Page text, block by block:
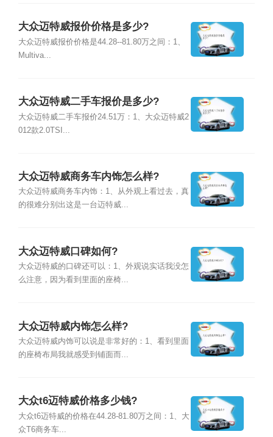
大众迈特威报价价格是多少?
大众迈特威报价价格是44.28--81.80万之间：1、
Multiva...
大众迈特威二手车报价是多少?
大众迈特威二手车报价24.51万：1、大众迈特威2
012款2.0TSI...
大众迈特威商务车内饰怎么样?
大众迈特威商务车内饰：1、从外观上看过去，真
的很难分别出这是一台迈特威...
大众迈特威口碑如何?
大众迈特威的口碑还可以：1、外观说实话我没怎
么注意，因为看到里面的座椅...
大众迈特威内饰怎么样?
大众迈特威内饰可以说是非常好的：1、看到里面
的座椅布局我就感受到铺面而...
大众t6迈特威价格多少钱?
大众t6迈特威的价格在44.28-81.80万之间：1、大
众T6商务车...